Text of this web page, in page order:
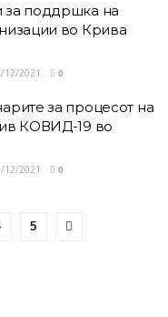
за поддршка на
во Крива
12/2021 0
за процесот на
КОВИД-19 во
12/2021 0
5